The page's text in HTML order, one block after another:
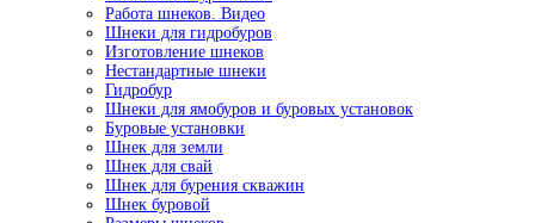
Работа шнеков. Видео
Шнеки для гидробуров
Изготовление шнеков
Нестандартные шнеки
Гидробур
Шнеки для ямобуров и буровых установок
Буровые установки
Шнек для земли
Шнек для свай
Шнек для бурения скважин
Шнек буровой